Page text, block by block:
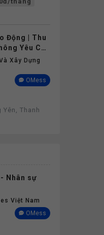
Động | Thu
Yêu Cầu
Xây Dựng
OMess
Thanh
Nhân sự
Việt Nam
OMess